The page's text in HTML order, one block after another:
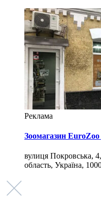
Реклама
Зоомагазин
вулиця Покровська,
область, Україна,